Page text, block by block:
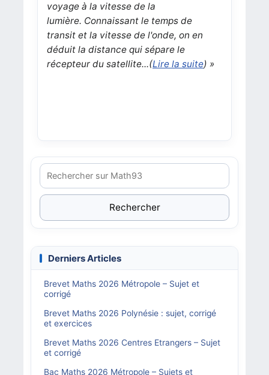
voyage à la vitesse de la
lumière. Connaissant le temps de
transit et la vitesse de l'onde, on en
déduit la distance qui sépare le
récepteur du satellite...(Lire la suite) »
Rechercher
Derniers Articles
Brevet Maths 2026 Métropole – Sujet et
corrigé
Brevet Maths 2026 Polynésie : sujet, corrigé
et exercices
Brevet Maths 2026 Centres Etrangers – Sujet
et corrigé
Bac Maths 2026 Métropole – Sujets et